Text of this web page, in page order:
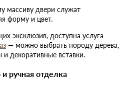
массиву двери служат
форму и цвет.
эксклюзив, доступна услуга
— можно выбрать породу дерева,
декоративные вставки.
ручная отделка